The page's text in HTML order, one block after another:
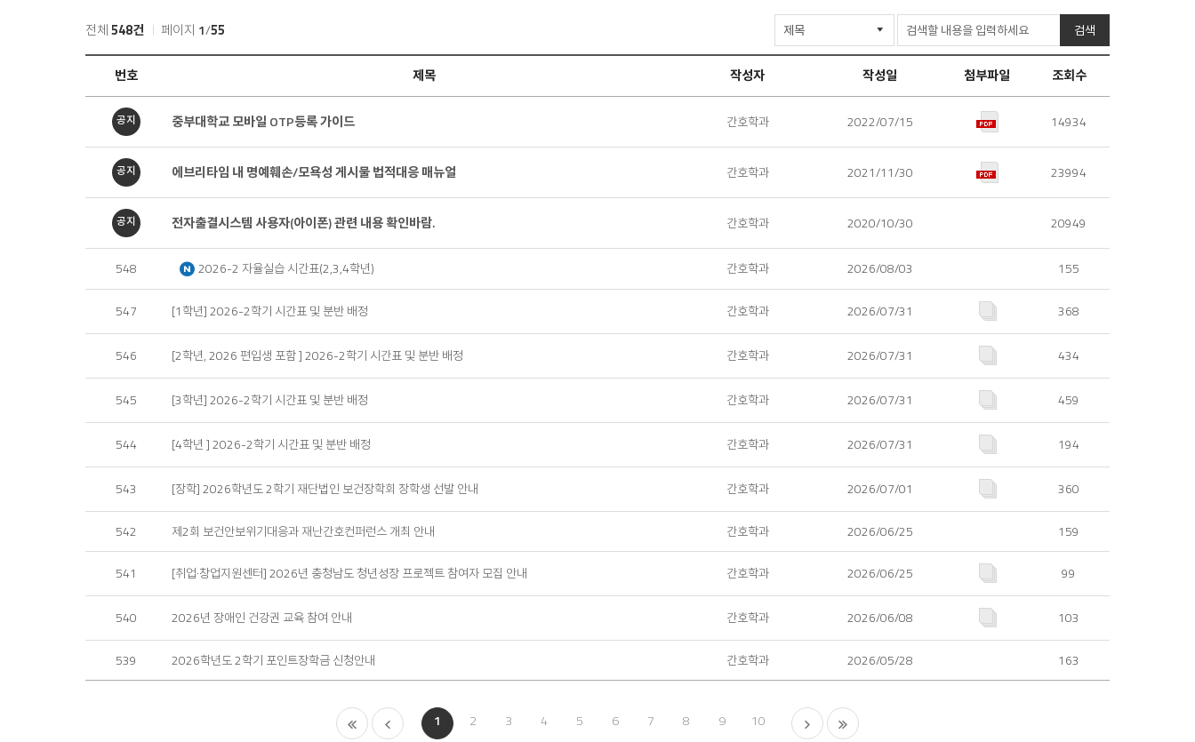
사
검
검색
전체548건 페이지 1/55
사
번호 제목 작성자 작성일 첨부파일 조회수
공지 중부대학교 모바일 OTP등록 가이드 간호학과 2022/07/15 14934
공지 에브리타임 내 명예훼손/모욕성 게시물 법적대응 매뉴얼 간호학과 2021/11/30 23994
공지 전자출결시스템 사용자(아이폰) 관련 내용 확인바람. 간호학과 2020/10/30 20949
548
새
글
2026-2 자율실습 시간표(2,3,4학년) 간호학과 2026/08/03 155
547 [1학년] 2026-2학기 시간표 및 분반 배정 간호학과 2026/07/31 368
546 [2학년, 2026 편입생 포함 ] 2026-2학기 시간표 및 분반 배정 간호학과 2026/07/31 434
545 [3학년] 2026-2학기 시간표 및 분반 배정 간호학과 2026/07/31 459
544 [4학년 ] 2026-2학기 시간표 및 분반 배정 간호학과 2026/07/31 194
543 [장학] 2026학년도 2학기 재단법인 보건장학회 장학생 선발 안내 간호학과 2026/07/01 360
542 제2회 보건안보위기대응과 재난간호컨퍼런스 개최 안내 간호학과 2026/06/25 159
541 [취업·창업지원센터] 2026년 충청남도 청년성장 프로젝트 참여자 모집 안내 간호학과 2026/06/25 99
540 2026년 장애인 건강권 교육 참여 안내 간호학과 2026/06/08 103
539 2026학년도 2학기 포인트장학금 신청안내 간호학과 2026/05/28 163
1 2 3 4 5 6 7 8 9 10